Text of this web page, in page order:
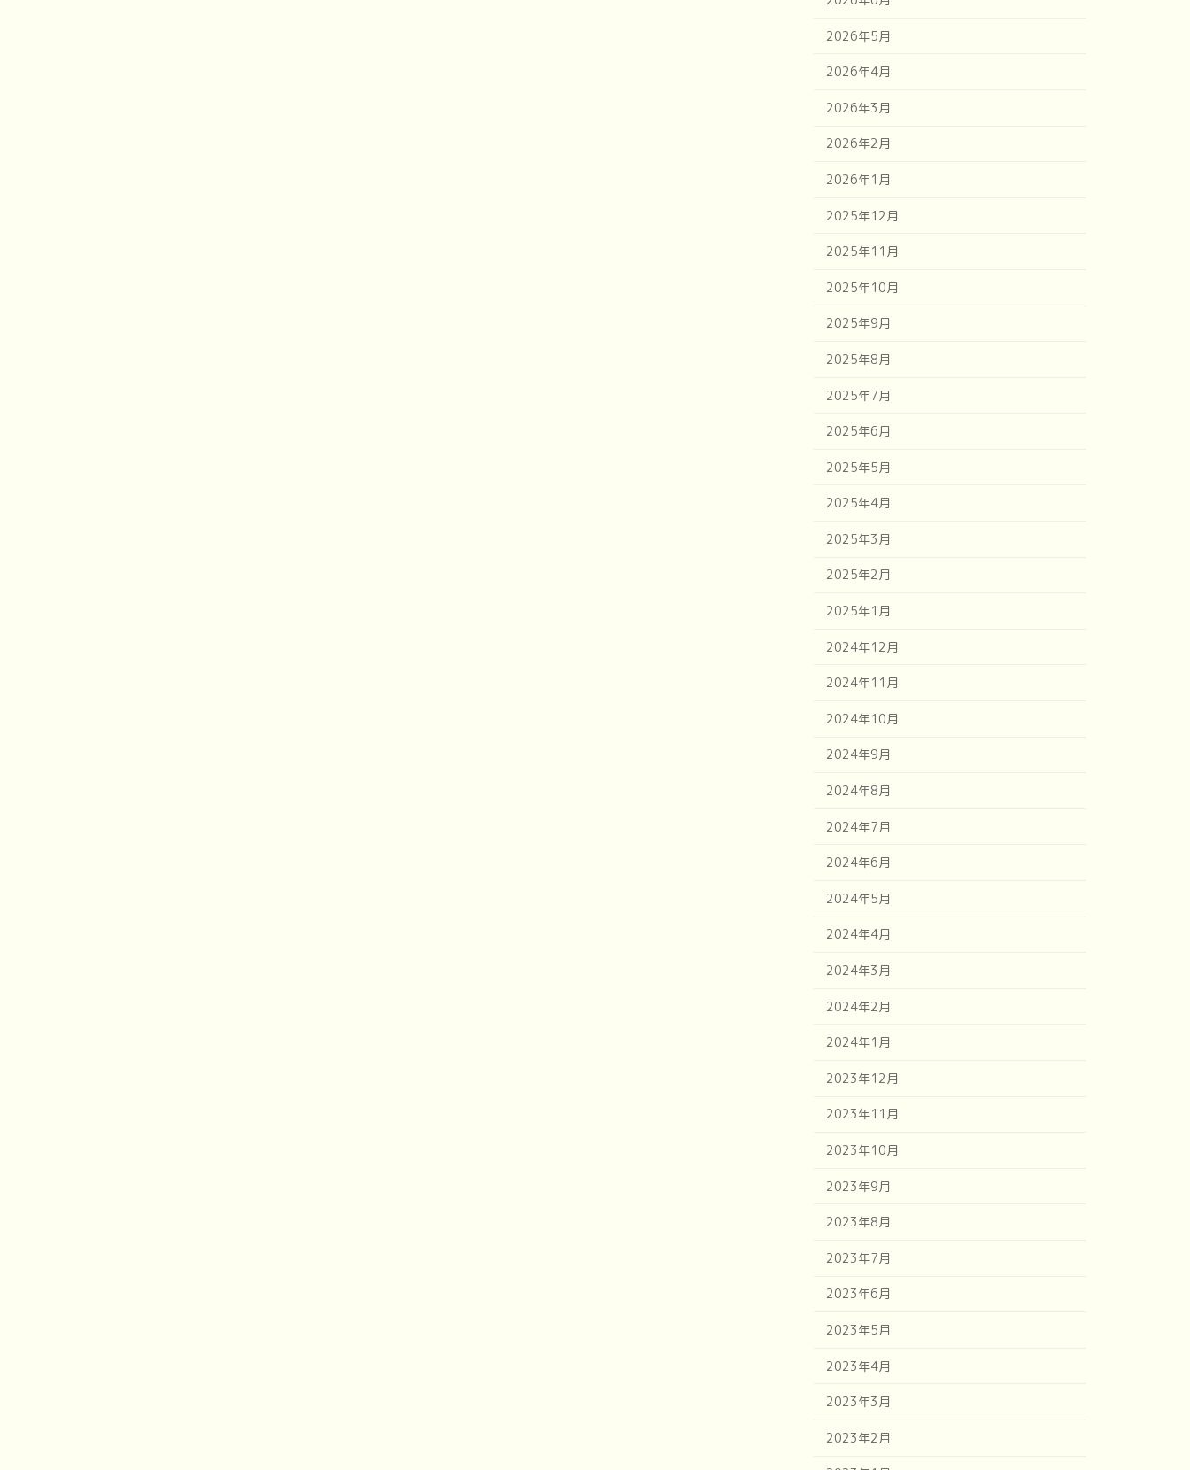
2026年5月
2026年4月
2026年3月
2026年2月
2026年1月
2025年12月
2025年11月
2025年10月
2025年9月
2025年8月
2025年7月
2025年6月
2025年5月
2025年4月
2025年3月
2025年2月
2025年1月
2024年12月
2024年11月
2024年10月
2024年9月
2024年8月
2024年7月
2024年6月
2024年5月
2024年4月
2024年3月
2024年2月
2024年1月
2023年12月
2023年11月
2023年10月
2023年9月
2023年8月
2023年7月
2023年6月
2023年5月
2023年4月
2023年3月
2023年2月